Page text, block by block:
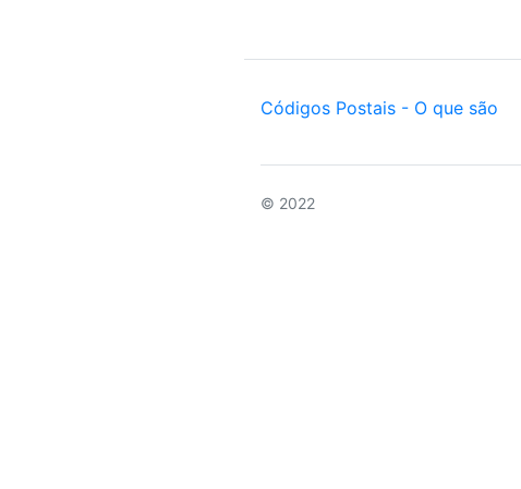
Códigos Postais - O que são
© 2022